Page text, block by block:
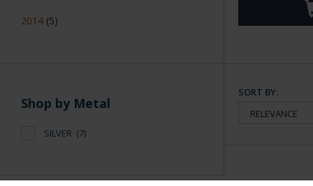
2014 (5)
Shop by Metal
SILVER (7)
SORT BY: